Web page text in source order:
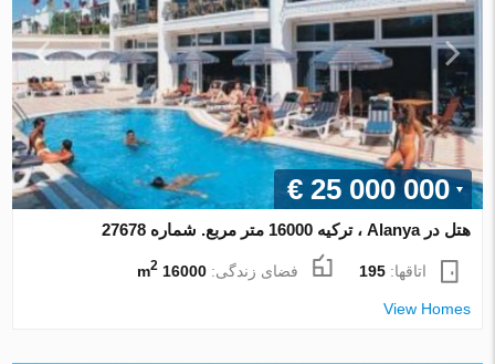
€ 25 000 000
هتل در Alanya ، ترکیه 16000 متر مربع. شماره 27678
اتاقها:195 فضای زندگی:16000 m
2
View Homes